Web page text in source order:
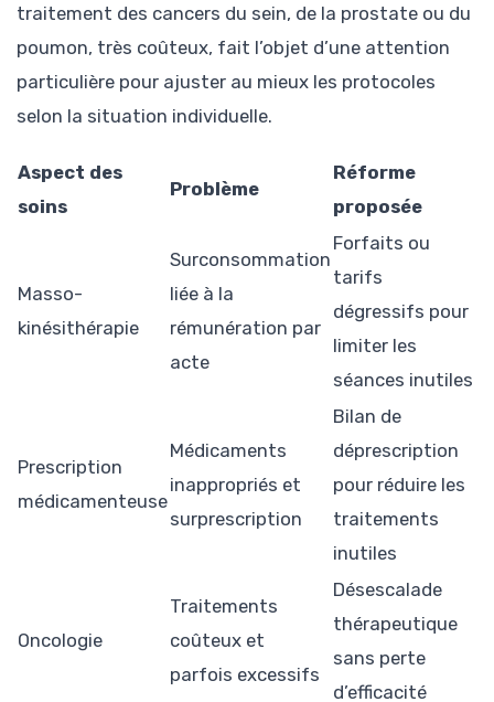
traitement des cancers du sein, de la prostate ou du
poumon, très coûteux, fait l’objet d’une attention
particulière pour ajuster au mieux les protocoles
selon la situation individuelle.
Aspect des
soins
Problème
Réforme
proposée
Masso-
kinésithérapie
Surconsommation
liée à la
rémunération par
acte
Forfaits ou
tarifs
dégressifs pour
limiter les
séances inutiles
Prescription
médicamenteuse
Médicaments
inappropriés et
surprescription
Bilan de
déprescription
pour réduire les
traitements
inutiles
Oncologie
Traitements
coûteux et
parfois excessifs
Désescalade
thérapeutique
sans perte
d’efficacité